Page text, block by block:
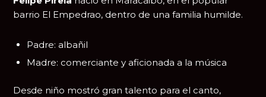
barrio El Empedrao, dentro de una familia humilde.
Padre: albañil
Madre: comerciante y aficionada a la música
Desde niño mostró gran talento para el canto,